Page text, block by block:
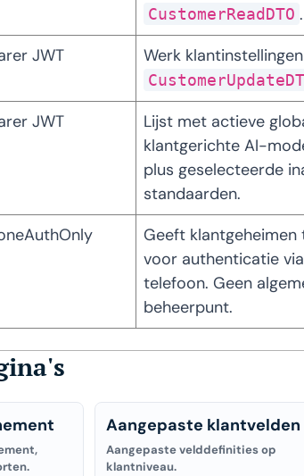
CustomerReadDTO .
JWT
JWT
Lijst met actieve
klantgerichte AI-
plus geselecteerde
standaarden.
Geeft klantgeheimen
voor authenticatie via
telefoon. Geen
beheerpunt.
Aangepaste klantvelden
Aangepaste velddefinities op
klantniveau.